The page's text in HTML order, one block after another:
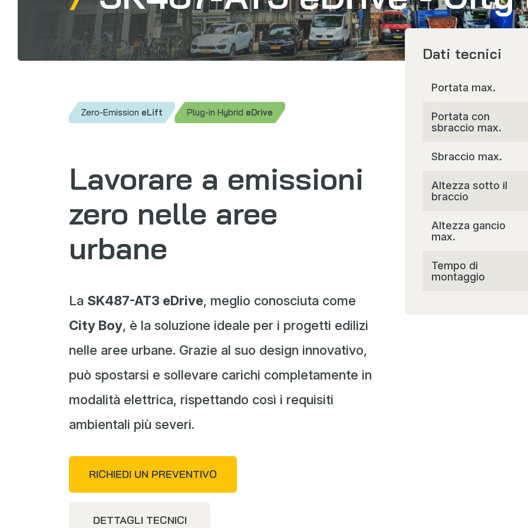
Zero-Emission eLift Plug-in Hybrid eDrive
Lavorare a emissioni
zero nelle aree
urbane
La SK487-AT3 eDrive, meglio conosciuta come
City Boy, è la soluzione ideale per i progetti edilizi
nelle aree urbane. Grazie al suo design innovativo,
può spostarsi e sollevare carichi completamente in
modalità elettrica, rispettando così i requisiti
ambientali più severi.
RICHIEDI UN PREVENTIVO
DETTAGLI TECNICI
Dati tecnici
Portata max.
Portata con
sbraccio max.
Sbraccio max.
Altezza sotto il
braccio
Altezza gancio
max.
Tempo di
montaggio